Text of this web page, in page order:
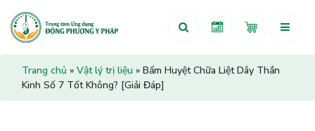
Trang chủ » Vật lý trị liệu » Bấm Huyệt Chữa Liệt Dây Thần
Kinh Số 7 Tốt Không? [Giải Đáp]